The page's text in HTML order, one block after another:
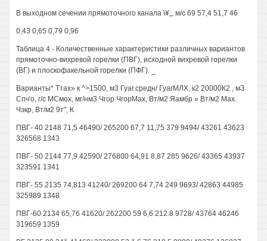
В выходном сечении прямоточного канала \¥„, м/с 69 57,4 51,7 46
0,43 0,65 0,79 0,96
Таблица 4 - Количественные характеристики различных вариантов
прямоточно-вихревой горелки (ПВГ), исходной вихревой горелки
(ВГ) и плоскофакельной горелки (ПФГ). _
Варианты* Ттах» к ^>1500, м3 Гуаг.средн/ ГуагМЛХ, к2 20000К2 , мЗ
Спч'о, г/с МСмох, мг/нм3 Чгор ЧгорМах, Вт/м2 Яамбр » Вт/м2 Мах.
Чэкр, Вт/м2 9т", К
ПВГ- 40 2148 71,5 46490/ 265200 67,7 11,75 379 9494/ 43261 43623
326568 1343
ПВГ- 50 2144 77,9 42590/ 276800 64,91 8,87 285 9626/ 43365 43937
323591 1341
ПВГ- 55 2135 74,813 41240/ 269200 64 7,74 249 9693/ 42863 44985
325989 1348
ПВГ-60 2134 65,76 41620/ 262200 59 6,6 212.8 9728/ 43764 46246
319659 1359